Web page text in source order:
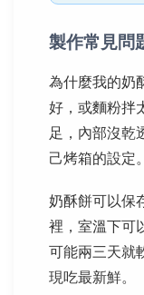
製作常見問
為什麼我的奶
好，或麵粉拌
足，內部沒乾
己烤箱的設定。
奶酥餅可以保
裡，室溫下可
可能兩三天就
現吃最新鮮。